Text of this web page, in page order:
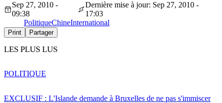
Sep 27, 2010 -
09:38
Dernière mise à jour: Sep 27, 2010 -
17:03
PolitiqueChineInternational
Print Partager
LES PLUS LUS
EXCLUSIF : L'Islande demande à Bruxelles de ne pas s'immiscer
POLITIQUE